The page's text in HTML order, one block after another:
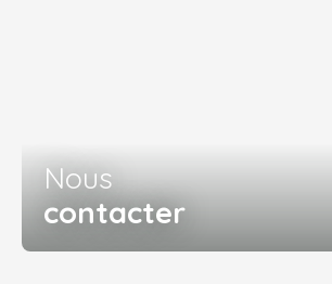
Nous
contacter